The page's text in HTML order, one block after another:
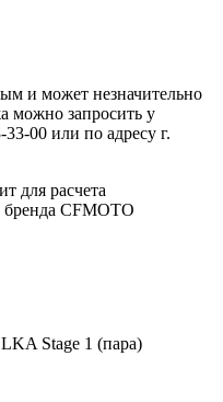
и может незначительно
можно запросить у
00 или по адресу г.
для расчета
бренда CFMOTO
Stage 1 (пара)